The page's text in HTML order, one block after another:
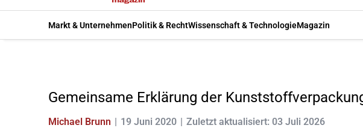
Markt & UnternehmenPolitik & RechtWissenschaft & TechnologieMagazin
Gemeinsame Erklärung der
Michael Brunn 19 Juni 2020 Zuletzt aktualisiert: 03 Juli 2026